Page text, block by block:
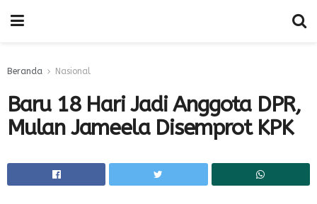
Beranda Nasional
Baru 18 Hari Jadi Anggota DPR,
Mulan Jameela Disemprot KPK